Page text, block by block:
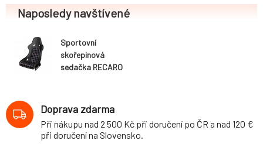
Naposledy navštívené
Sportovní
skořepinová
sedačka RECARO
černá kůže / karo
Doprava zdarma
Při nákupu nad 2 500 Kč při doručení po ČR a nad 120 €
při doručení na Slovensko.